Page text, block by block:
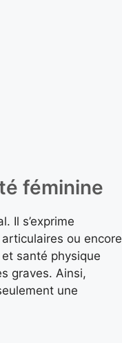
féminine
Il s’exprime
ou encore
santé physique
graves. Ainsi,
une